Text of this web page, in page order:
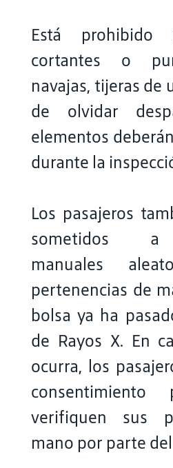
Está prohibido
cortantes o
navajas, tijeras de
de olvidar
elementos
durante la
Los pasajeros
sometidos a
manuales
pertenencias de
bolsa ya ha
de Rayos X. En
ocurra, los
verifiquen sus
mano por parte